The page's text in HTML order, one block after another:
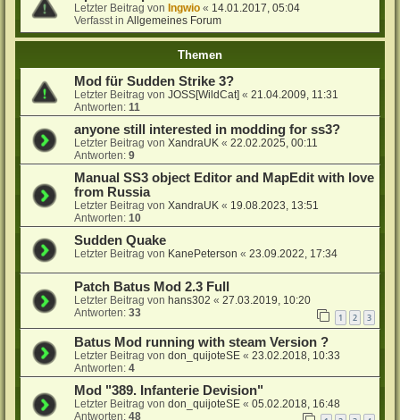
Letzter Beitrag von Ingwio « 14.01.2017, 05:04
Verfasst inAllgemeines Forum
Themen
Mod für Sudden Strike 3?
Letzter Beitrag vonJOSS[WildCat] «21.04.2009, 11:31
Antworten:11
anyone still interested in modding for ss3?
Letzter Beitrag vonXandraUK «22.02.2025, 00:11
Antworten:9
Manual SS3 object Editor and MapEdit with love
from Russia
Letzter Beitrag vonXandraUK « 19.08.2023, 13:51
Antworten:10
Sudden Quake
Letzter Beitrag von KanePeterson «23.09.2022, 17:34
Patch Batus Mod 2.3 Full
Letzter Beitrag von hans302 «27.03.2019, 10:20
Antworten:33 1 2 3
Batus Mod running with steam Version ?
Letzter Beitrag vondon_quijoteSE «23.02.2018, 10:33
Antworten:4
Mod "389. Infanterie Devision"
Letzter Beitrag vondon_quijoteSE «05.02.2018, 16:48
Antworten:48